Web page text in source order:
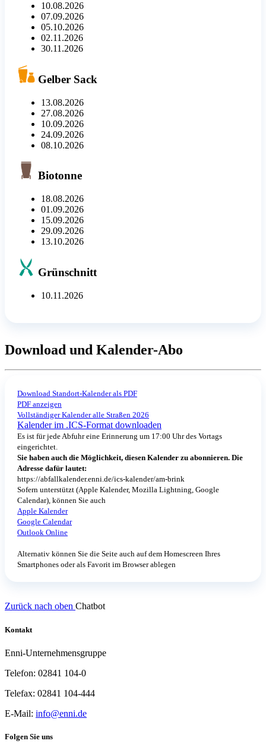
10.08.2026
07.09.2026
05.10.2026
02.11.2026
30.11.2026
Gelber Sack
13.08.2026
27.08.2026
10.09.2026
24.09.2026
08.10.2026
Biotonne
18.08.2026
01.09.2026
15.09.2026
29.09.2026
13.10.2026
Grünschnitt
10.11.2026
Download und Kalender-Abo
Download Standort-Kalender als PDF
PDF anzeigen
Vollständiger Kalender alle Straßen 2026
Kalender im .ICS-Format downloaden
Es ist für jede Abfuhr eine Erinnerung um 17:00 Uhr des Vortags
eingerichtet.
Sie haben auch die Möglichkeit, diesen Kalender zu abonnieren. Die
Adresse dafür lautet:
https://abfallkalender.enni.de/ics-kalender/am-brink
Sofern unterstützt (Apple Kalender, Mozilla Lightning, Google
Calendar), können Sie auch
Apple Kalender
Google Calendar
Outlook Online
Alternativ können Sie die Seite auch auf dem Homescreen Ihres
Smartphones oder als Favorit im Browser ablegen
Zurück nach oben Chatbot
Kontakt
Enni-Unternehmensgruppe
Telefon: 02841 104-0
Telefax: 02841 104-444
E-Mail: info@enni.de
Folgen Sie uns